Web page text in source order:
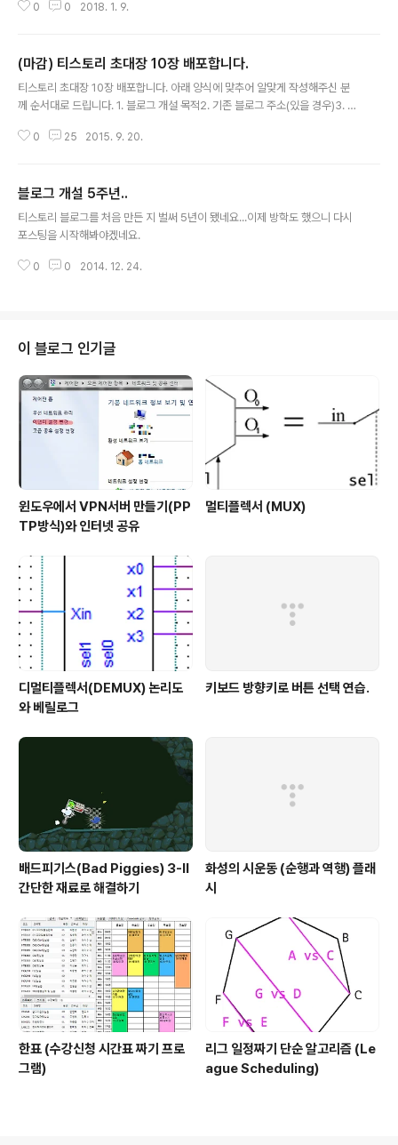
0 0 2018. 1. 9.
(마감) 티스토리 초대장 10장 배포합니다.
티스토리 초대장 10장 배포합니다. 아래 양식에 맞추어 알맞게 작성해주신 분
께 순서대로 드립니다. 1. 블로그 개설 목적2. 기존 블로그 주소(있을 경우)3. 티
않는 경우에는 취소될 수 있습니다. 마감되었습니다.
0 25 2015. 9. 20.
블로그 개설 5주년..
티스토리 블로그를 처음 만든 지 벌써 5년이 됐네요...이제 방학도 했으니 다시
포스팅을 시작해봐야겠네요.
0 0 2014. 12. 24.
이 블로그 인기글
윈도우에서 VPN서버 만들기(PP
TP방식)와 인터넷 공유
멀티플렉서 (MUX)
디멀티플렉서(DEMUX) 논리도
와 베릴로그
키보드 방향키로 버튼 선택 연습.
배드피기스(Bad Piggies) 3-II
간단한 재료로 해결하기
화성의 시운동 (순행과 역행) 플래
시
한표 (수강신청 시간표 짜기 프로
그램)
리그 일정짜기 단순 알고리즘 (Le
ague Scheduling)